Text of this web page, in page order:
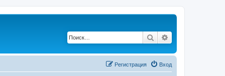
Поиск
Вход
Регистрация